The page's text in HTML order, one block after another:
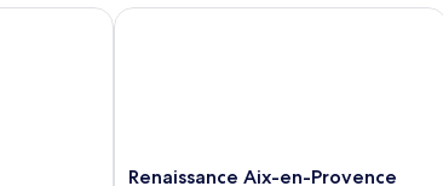
Renaissance
Renaissance Aix-en-Provence
Renaissance Aix-en-Provence Hotel